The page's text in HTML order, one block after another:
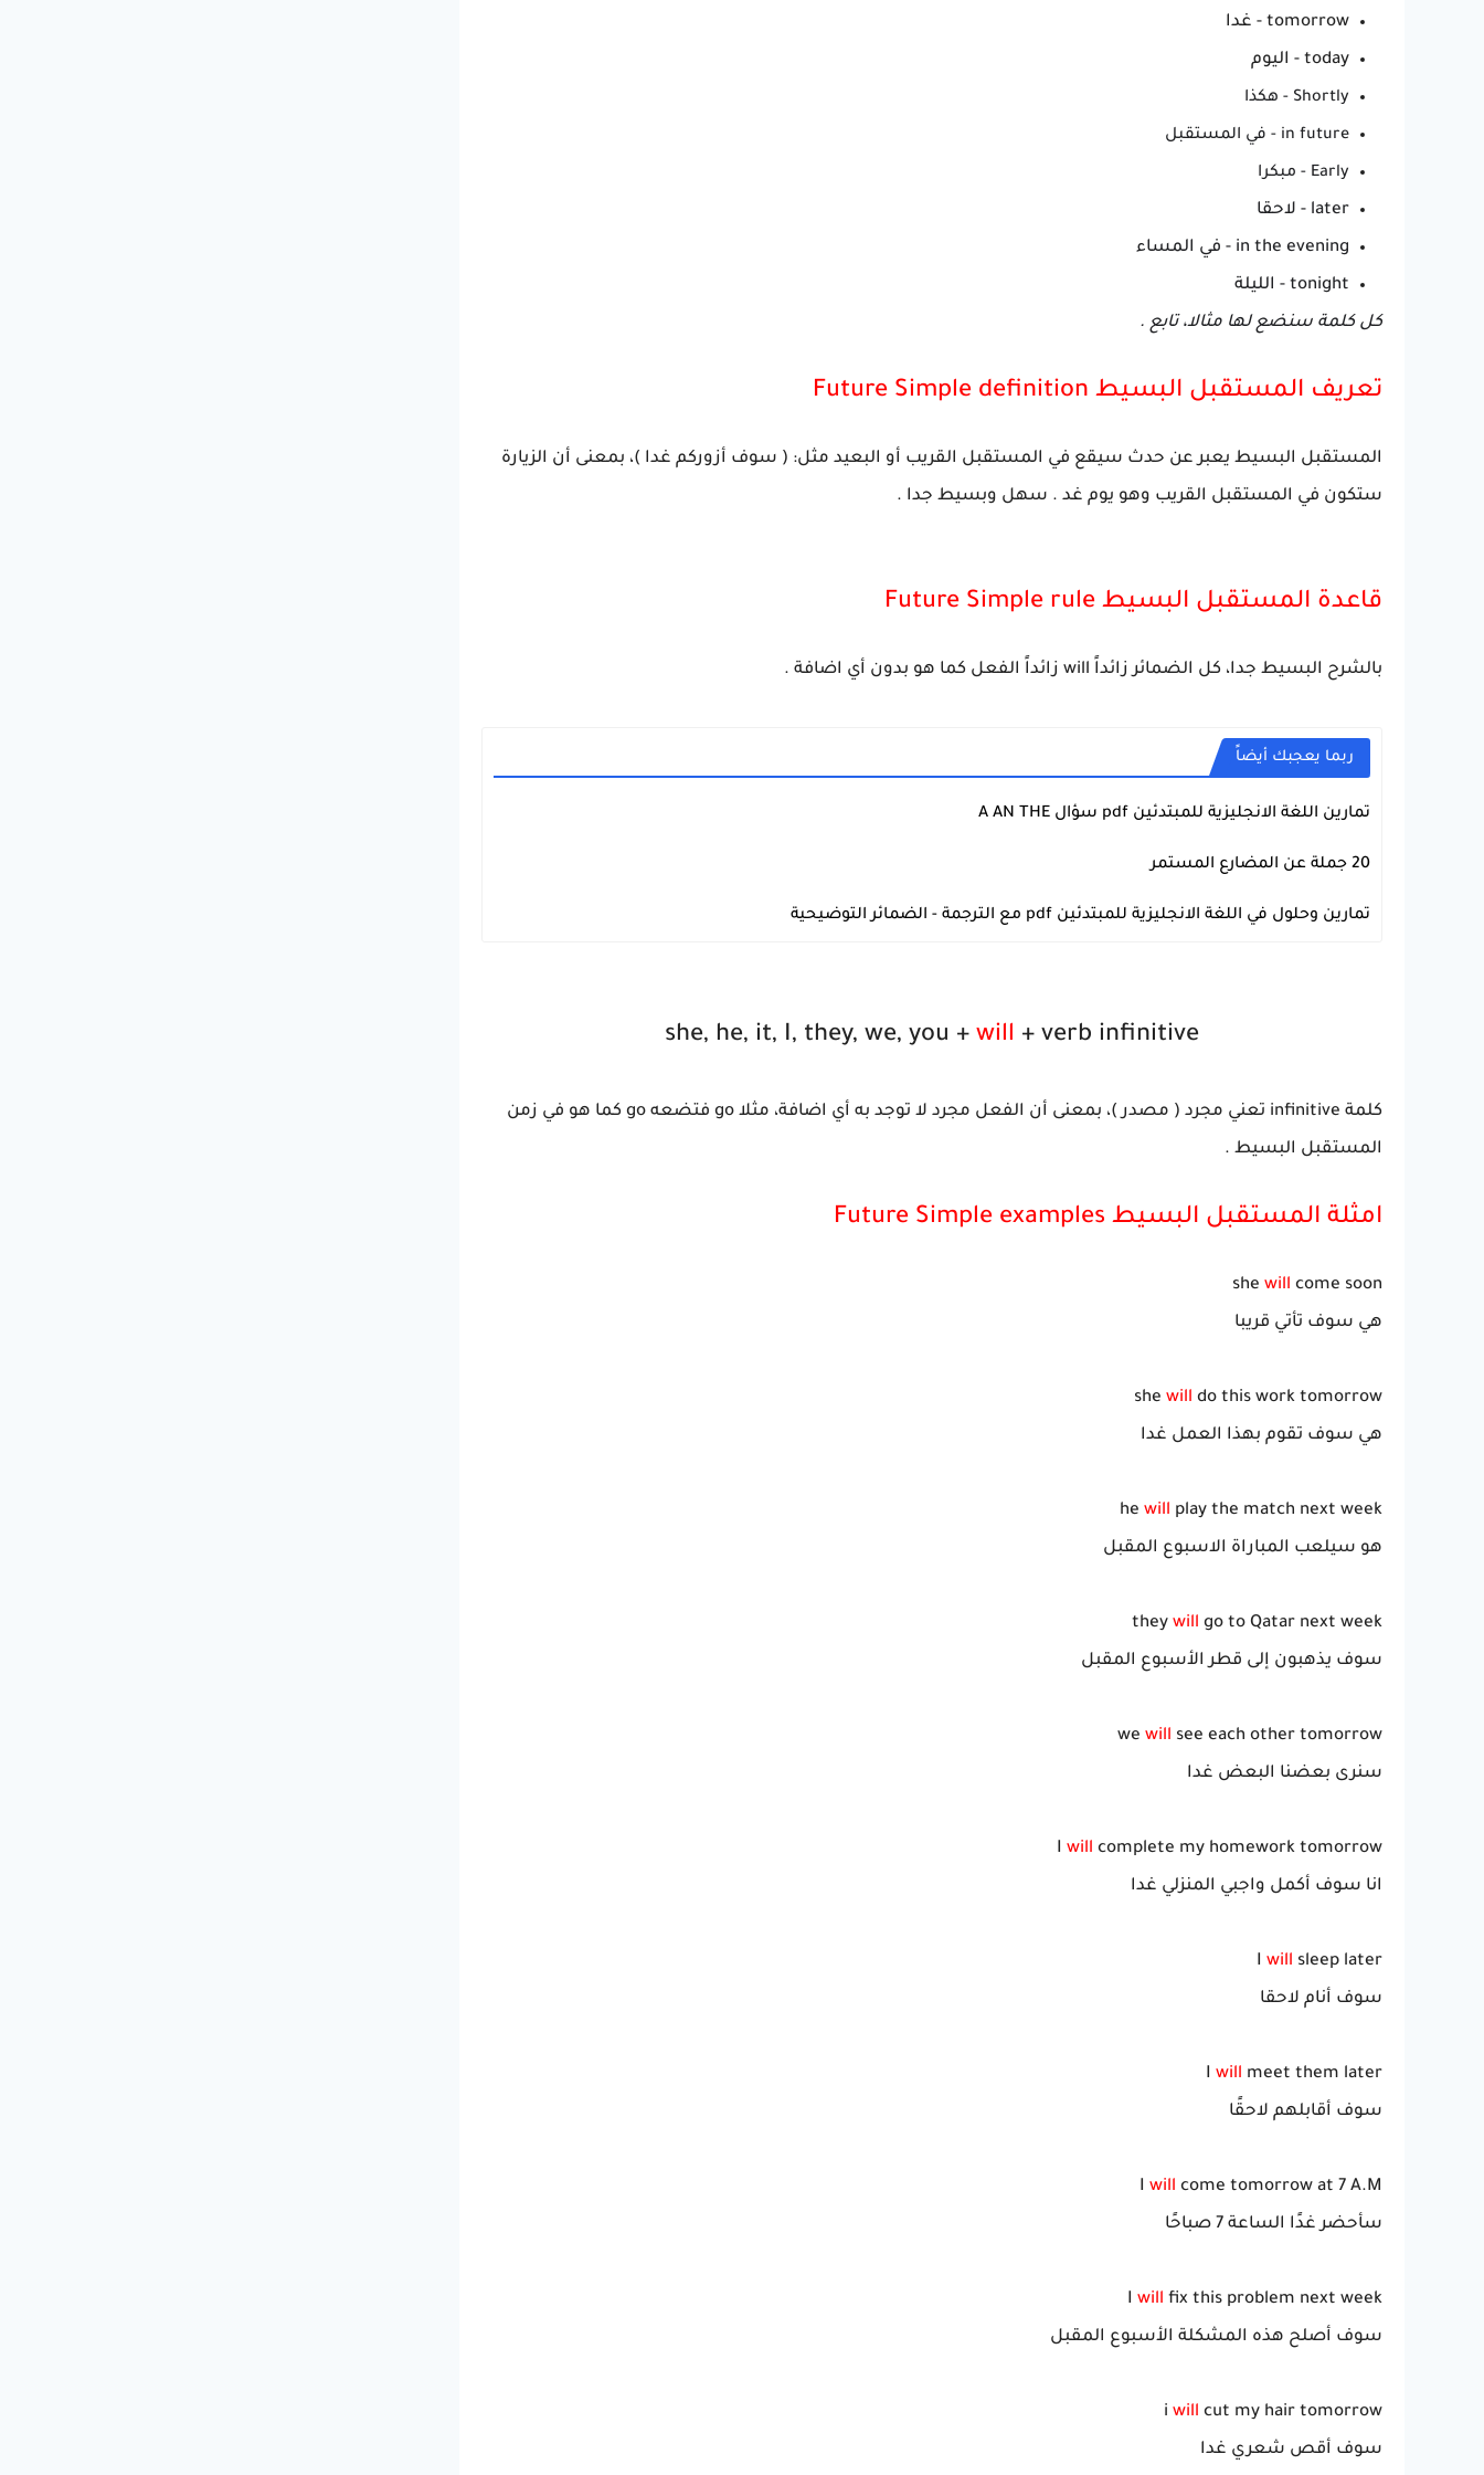
tomorrow - غدا
today - اليوم
Shortly - هكذا
in future - في المستقبل
Early - مبكرا
later - لاحقا
in the evening - في المساء
tonight - الليلة
كل كلمة سنضع لها مثالا، تابع .
تعريف المستقبل البسيط Future Simple definition
المستقبل البسيط يعبر عن حدث سيقع في المستقبل القريب أو البعيد مثل: ( سوف أزوركم غدا )، بمعنى أن الزيارة
ستكون في المستقبل القريب وهو يوم غد . سهل وبسيط جدا .
قاعدة المستقبل البسيط Future Simple rule
بالشرح البسيط جدا، كل الضمائر زائداً will زائداً الفعل كما هو بدون أي اضافة .
ربما يعجبك أيضاً
اللغة الانجليزية
تمارين اللغة الانجليزية للمبتدئين pdf سؤال A AN THE
اللغة الانجليزية20 جملة عن المضارع المستمر
اللغة الانجليزية
تمارين وحلول في اللغة الانجليزية للمبتدئين pdf مع الترجمة - الضمائر التوضيحية
she, he, it, I, they, we, you + will + verb infinitive
كلمة infinitive تعني مجرد ( مصدر
)، بمعنى أن الفعل مجرد لا توجد به أي اضافة، مثلا go فتضعه go كما هو في زمن
المستقبل البسيط .
امثلة المستقبل البسيط Future Simple examples
she will come soon
هي سوف تأتي قريبا
she will do this work tomorrow
هي سوف تقوم بهذا العمل غدا
he will play the match next week
هو سيلعب المباراة الاسبوع المقبل
they will go to Qatar next week
سوف يذهبون إلى قطر الأسبوع المقبل
we will see each other tomorrow
سنرى بعضنا البعض غدا
I will complete my homework tomorrow
انا سوف أكمل واجبي المنزلي غدا
I will sleep later
سوف أنام لاحقا
I will meet them later
سوف أقابلهم لاحقًا
I will come tomorrow at 7 A.M
سأحضر غدًا الساعة 7 صباحًا
I will fix this problem next week
سوف أصلح هذه المشكلة الأسبوع المقبل
i will cut my hair tomorrow
سوف أقص شعري غدا